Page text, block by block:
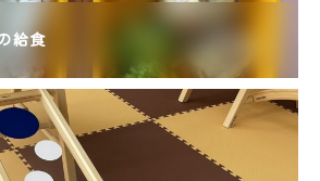
給食